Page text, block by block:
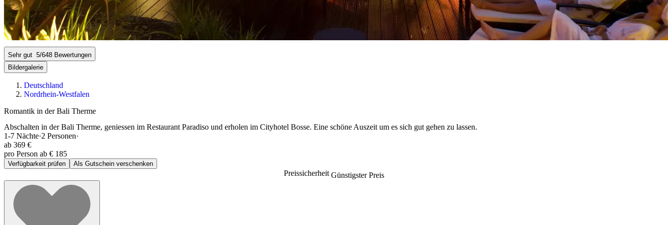
Sehr gut 5/648 Bewertungen
Bildergalerie
Deutschland
Nordrhein-Westfalen
Romantik in der Bali Therme
Abschalten in der Bali Therme, geniessen im Restaurant Paradiso und erholen im Cityhotel Bosse. Eine schöne Auszeit um es sich gut gehen zu lassen.
1-7 Nächte·2 Personen·
ab 369 €
pro Person ab € 185
Verfügbarkeit prüfen Als Gutschein verschenken
Preissicherheit Günstigster Preis